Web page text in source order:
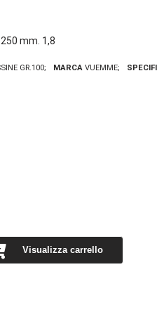
mm. 1,8
GR.100 MARCA VUEMME
Visualizza carrello